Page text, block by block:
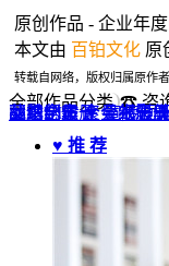
原创作品 - 企业年
本文由 百铂文化 原
转载自网络，版权归属原作者
全部作品分类 ☎ 咨
品牌全案 ▼ 宣传画
网站UI设计 导视设
企业纪念册 聚会纪念册
战友纪念册 个人影集
菜谱制作 企业邮册
♥ 推 荐